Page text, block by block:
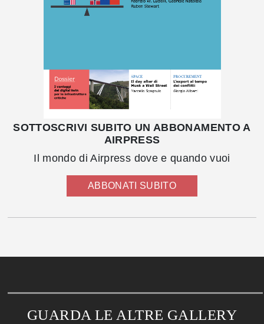
SOTTOSCRIVI SUBITO UN ABBONAMENTO A
AIRPRESS
Il mondo di Airpress dove e quando vuoi
ABBONATI SUBITO
GUARDA LE ALTRE GALLERY